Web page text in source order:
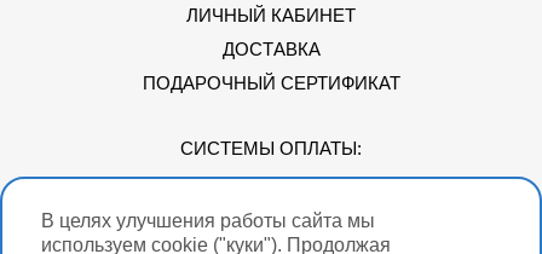
В целях улучшения работы сайта мы
используем cookie ("куки"). Продолжая
ЛИЧНЫЙ КАБИНЕТ
ДОСТАВКА
ПОДАРОЧНЫЙ СЕРТИФИКАТ
СИСТЕМЫ ОПЛАТЫ:
Мы в соцсетях